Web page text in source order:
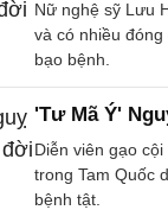
Nữ nghệ sỹ Lưu
và có nhiều
bạo bệnh.
'Tư Mã Ý'
Diễn viên gạo
trong Tam Quốc
bệnh tật.